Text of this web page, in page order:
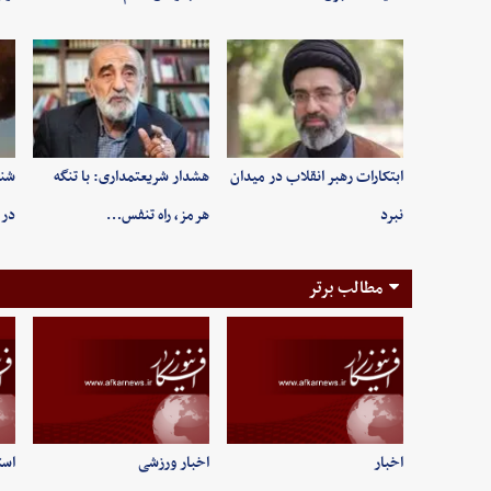
ابتکارات رهبر انقلاب در میدان
نبرد
هشدار شریعتمداری: با تنگه
هرمز، راه تنفس…
مطالب برتر
اخبار اخبار ورزشی